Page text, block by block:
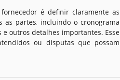
é definir claramente as
as partes, incluindo o cronograma
outros detalhes importantes. Esse
ou disputas que possam